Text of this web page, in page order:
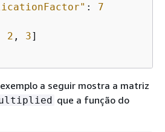
: 7
2 , 3]
a seguir mostra a matriz
que a função do